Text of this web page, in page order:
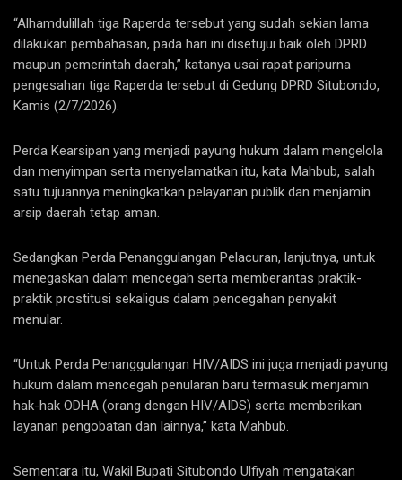
“Alhamdulillah tiga Raperda tersebut yang sudah sekian lama
dilakukan pembahasan, pada hari ini disetujui baik oleh DPRD
maupun pemerintah daerah,” katanya usai rapat paripurna
pengesahan tiga Raperda tersebut di Gedung DPRD Situbondo,
Kamis (2/7/2026).
Perda Kearsipan yang menjadi payung hukum dalam mengelola
dan menyimpan serta menyelamatkan itu, kata Mahbub, salah
satu tujuannya meningkatkan pelayanan publik dan menjamin
arsip daerah tetap aman.
Sedangkan Perda Penanggulangan Pelacuran, lanjutnya, untuk
menegaskan dalam mencegah serta memberantas praktik-
praktik prostitusi sekaligus dalam pencegahan penyakit
menular.
“Untuk Perda Penanggulangan HIV/AIDS ini juga menjadi payung
hukum dalam mencegah penularan baru termasuk menjamin
hak-hak ODHA (orang dengan HIV/AIDS) serta memberikan
layanan pengobatan dan lainnya,” kata Mahbub.
Sementara itu, Wakil Bupati Situbondo Ulfiyah mengatakan